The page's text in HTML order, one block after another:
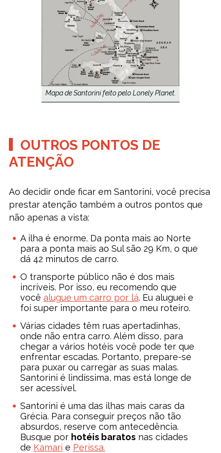
Mapa de Santorini feito pelo Lonely Planet.
OUTROS PONTOS DE
ATENÇÃO
Ao decidir onde ficar em Santorini, você precisa
prestar atenção também a outros pontos que
não apenas a vista:
A ilha é enorme. Da ponta mais ao Norte
para a ponta mais ao Sul são 29 Km, o que
dá 42 minutos de carro.
O transporte público não é dos mais
incríveis. Por isso, eu recomendo que
você alugue um carro por lá. Eu aluguei e
foi super importante para o meu roteiro.
Várias cidades têm ruas apertadinhas,
onde não entra carro. Além disso, para
chegar a vários hotéis você pode ter que
enfrentar escadas. Portanto, prepare-se
para puxar ou carregar as suas malas.
Santorini é lindíssima, mas está longe de
ser acessível.
Santorini é uma das ilhas mais caras da
Grécia. Para conseguir preços não tão
absurdos, reserve com antecedência.
Busque por hotéis baratosnas cidades
de Kamari e Perissa.